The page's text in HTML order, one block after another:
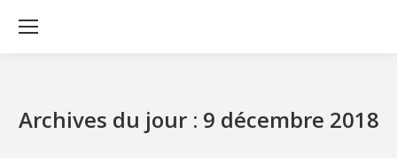
Archives du jour : 9 décembre 2018